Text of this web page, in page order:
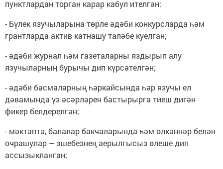
пунктлардан торган карар кабул ителгән:
- Бүлек язучыларына төрле әдәби конкурсларда һәм
грантларда актив катнашу таләбе куелган;
- әдәби журнал һәм газеталарны яздырып алу
язучыларның бурычы дип күрсәтелгән;
- әдәби басмаларның һәркайсында һәр язучы ел
дәвамында үз әсәрләрен бастырырга тиеш дигән
фикер белдерелгән;
- мәктәптә, балалар бакчаларында һәм өлкәннәр белән
очрашулар – эшебезнең аерылгысыз өлеше дип
ассызыкланган;